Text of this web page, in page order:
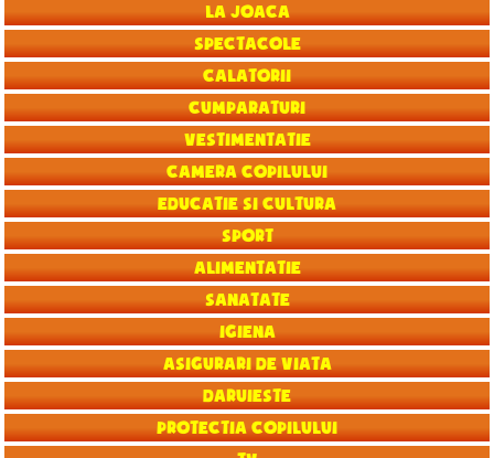
La joaca
Spectacole
Calatorii
Cumparaturi
Vestimentatie
Camera copilului
Educatie si Cultura
Sport
Alimentatie
Sanatate
Igiena
Asigurari de viata
Daruieste
Protectia copilului